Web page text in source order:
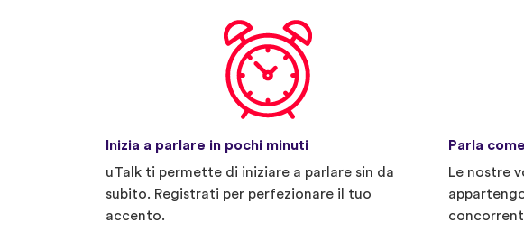
Inizia a parlare in pochi minuti
uTalk ti permette di iniziare a parlare sin da
subito. Registrati per perfezionare il tuo
accento.
Parla
Le nostre